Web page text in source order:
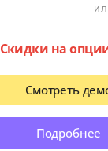
Скидки на
Смотреть
Подробнее